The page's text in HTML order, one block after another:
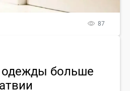
87
одежды больше